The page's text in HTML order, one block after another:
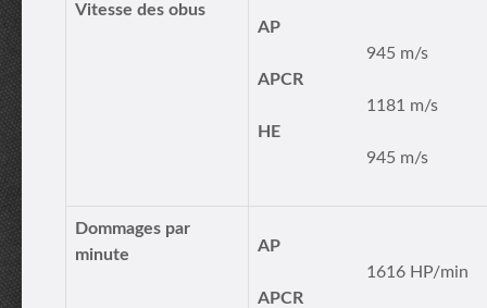
Vitesse des obus
AP
945 m/s
APCR
1181 m/s
HE
945 m/s
Dommages par
minute
AP
1616 HP/min
APCR